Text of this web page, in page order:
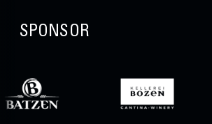
SPONSOR